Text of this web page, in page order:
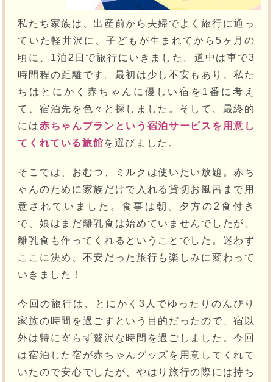
私たち家族は、出産前から夫婦でよく旅行に通っ
ていた軽井沢に、子どもが生まれてから5ヶ月の
頃に、1泊2日で旅行にいきました。道中は車で3
時間程の距離です。最初は少し不安もあり、私た
ちはとにかく赤ちゃんに優しい宿を1番に考え
て、宿泊先を色々と探しました。そして、最終的
には赤ちゃんプランという宿泊サービスを用意し
てくれている旅館を選びました。
そこでは、おむつ、ミルクは使いたい放題。赤ち
ゃんのために家族だけで入れる貸切お風呂まで用
意されていました。食事は朝、夕方の2食付き
で、娘はまだ離乳食は始めていませんでしたが、
離乳食も作ってくれるということでした。迷わず
ここに決め、不安だった旅行も楽しみに変わって
いきました！
今回の旅行は、とにかく3人でゆったりのんびり
家族の時間を過ごすという目的だったので、宿以
外は特に寄らず贅沢な時間を過ごしました。今回
は宿泊した宿が赤ちゃんグッズを用意してくれて
いたので安心でしたが、やはり旅行の際には持ち